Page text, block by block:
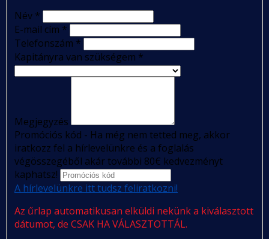
Név *
E-mail cím *
Telefonszám *
Kapitányra van szükségem *
Megjegyzés
Promóciós kód - Ha még nem tetted meg, akkor
iratkozz fel a hírlevelünkre és a foglalás
végösszegéből akár további 80€ kedvezményt
kaphatsz!
A hírlevelünkre itt tudsz feliratkozni!
Az űrlap automatikusan elküldi nekünk a kiválasztott
dátumot, de CSAK HA VÁLASZTOTTÁL.